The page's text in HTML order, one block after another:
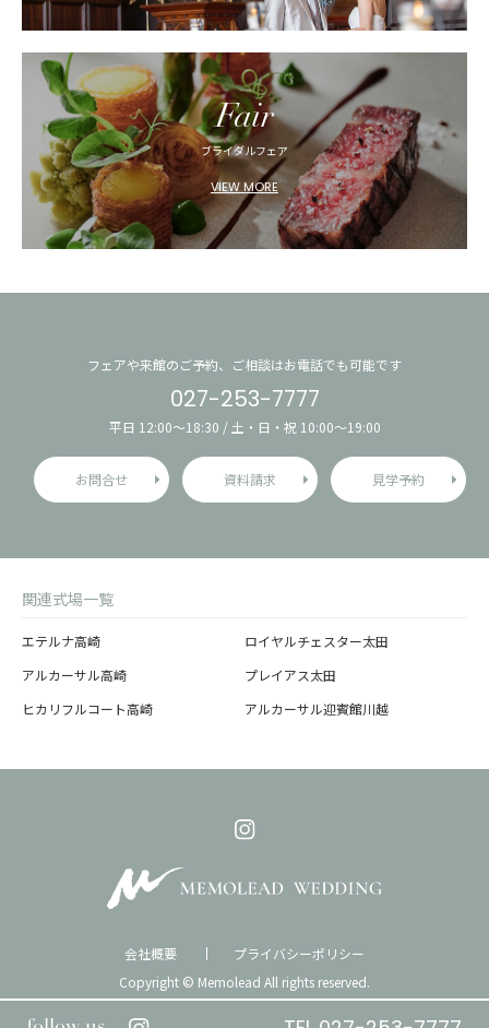
Fair
ブライダルフェア
VIEW MORE
フェアや来館のご予約、ご相談はお電話でも可能です
027-253-7777
平日 12:00〜18:30 / 土・日・祝 10:00〜19:00
お問合せ 資料請求 見学予約
関連式場一覧
エテルナ高崎
アルカーサル高崎
ヒカリフルコート高崎
ロイヤルチェスター太田
プレイアス太田
アルカーサル迎賓館川越
会社概要
プライバシーポリシー
Copyright © Memolead All rights reserved.